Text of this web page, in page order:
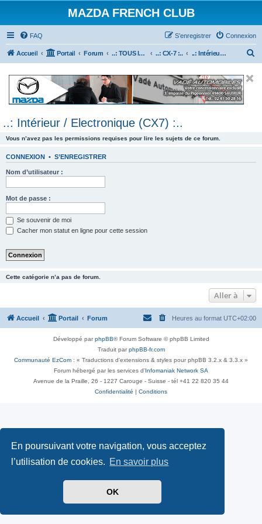
En poursuivant votre navigation, vous acceptez
l’utilisation de cookies. En savoir plus
OK
MAZDA FRENCH CLUB
FAQ Connexion
S’enregistrer
Accueil Portail Forum ..: TOUS les Véhicules MAZDA :.. ..: CX-7 :.. ..: Intérieur / Electronique (CX7) :..
e
..: Intérieur / Electronique (CX7) :..
Vous n’avez pas les permissions requises pour lire les sujets de ce forum.
CONNEXION • S’ENREGISTRER
Nom d’utilisateur :
Mot de passe :
Se souvenir de moi
Cacher mon statut en ligne pour cette session
Cette catégorie n’a pas de forum.
Aller à
Accueil Portail Forum Heures au format UTC+02:00
Développé parphpBB® Forum Software © phpBB Limited
Traduit parphpBB-fr.com
Communauté EzCom : « Traductions d'extensions & styles pour phpBB 3.2.x & 3.3.x »
Forum hébergé par les services d’ Infomaniak Network SA
Avenue de la Praille, 26 - 1227 Carouge - Suisse - tél +41 22 820 35 44
Confidentialité
Conditions